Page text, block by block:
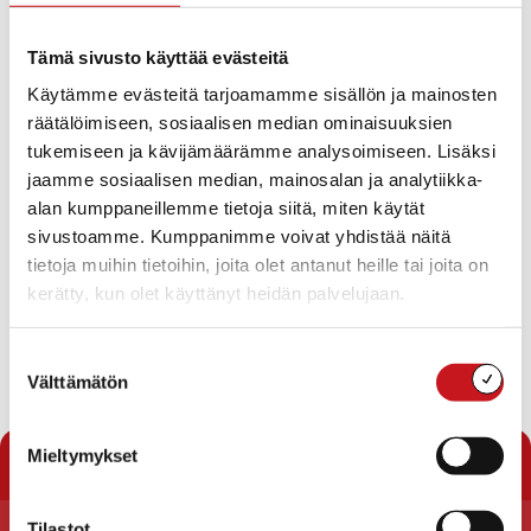
Tämä sivusto käyttää evästeitä
Käytämme evästeitä tarjoamamme sisällön ja mainosten
räätälöimiseen, sosiaalisen median ominaisuuksien
tukemiseen ja kävijämäärämme analysoimiseen. Lisäksi
jaamme sosiaalisen median, mainosalan ja analytiikka-
alan kumppaneillemme tietoja siitä, miten käytät
sivustoamme. Kumppanimme voivat yhdistää näitä
tietoja muihin tietoihin, joita olet antanut heille tai joita on
kerätty, kun olet käyttänyt heidän palvelujaan.
valinta
Välttämätön
Mieltymykset
Pöytäkirjojen nähtävänäpito
Perusturvatoimen edustajat alaikäisten kuulusteluissa
vuonna 2018
Lastensuojelun hankintarenkaaseen osallistuminen
Ilmoitus yksityisestä sosiaalipalvelutoiminnasta (Posti
Kotipalvelu Oy)
Ilmoitusasiat
Viranhaltijoiden pöytäkirjat
Salassa pidettävä
Muistutuksen perusteella annettu vastaus / XXXXXX
Selvitys- ja lausuntopyyntö eduskunnan
oikeusasiamiehen kanslialta
Lataa pöytäkirja
« Pöytäkirjat